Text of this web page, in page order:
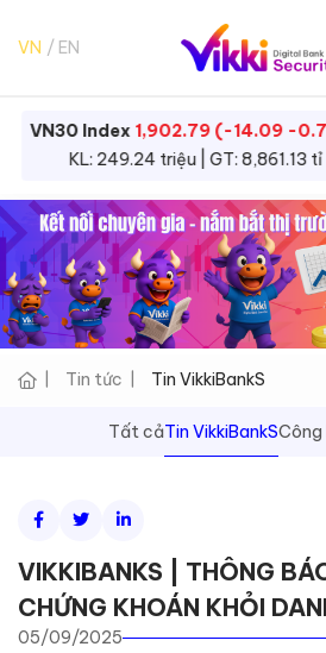
VN EN
VN30 Index 1,902.79 (-14.09 -
KL: 249.24 triệu | GT: 8,861.13 tỉ
Tin tức Tin VikkiBankS
Tất cảTin VikkiBankS
VIKKIBANKS | THÔNG
CHỨNG KHOÁN KHỎI
05/09/2025